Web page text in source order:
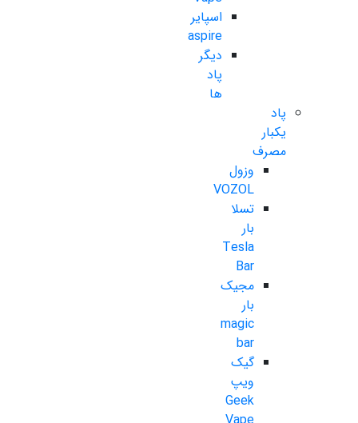
اسپایر
aspire
دیگر
پاد
ها
پاد
یکبار
مصرف
وزول
VOZOL
تسلا
بار
Tesla
Bar
مجیک
بار
magic
bar
گیک
ویپ
Geek